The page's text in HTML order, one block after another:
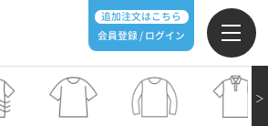
追加注文はこちら
会員登録 / ログイン
＞